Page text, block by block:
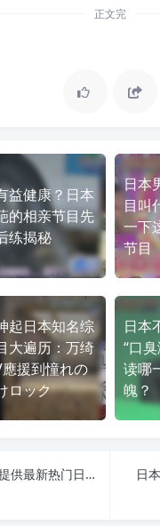
正文完
益健康？日本
的相亲节目先
练揭秘
日本
目叫
一下
节目
起日本知名综
大遍历：万绮
援到憧れの
ロック
日本
“口
读哪
魄？
日本综艺爱好者必看！综艺大全网站提供最新热门日本综艺资源
日